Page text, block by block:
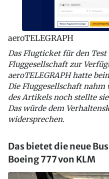
aeroTELEGRAPH
Das Flugticket für den
Fluggesellschaft zur
aeroTELEGRAPH hatte
Die Fluggesellschaft
des Artikels noch stellte
Das würde dem
widersprechen.
Das bietet die neue
Boeing 777 von KLM